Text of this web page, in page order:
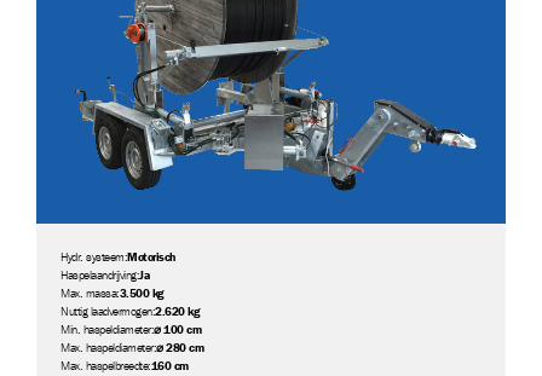
Hydr. systeem:Motorisch
Haspelaandrijving:Ja
Max. massa:3.500 kg
Nuttig laadvermogen:2.620 kg
Min. haspeldiameter:⌀ 100 cm
Max. haspeldiameter:⌀ 280 cm
Max. haspelbreedte:160 cm